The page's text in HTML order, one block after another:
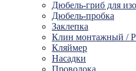
Дюбель-гриб для
Дюбель-пробка
Заклепка
Клин монтажный /
Кляймер
Насадки
Проволока